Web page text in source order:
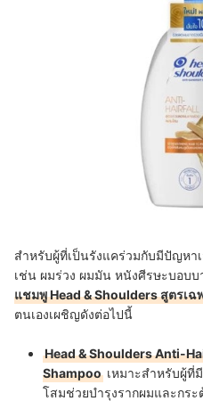
สำหรับผู้ที่เป็นรังแคร่วมกับมีปัญห
เช่น ผมร่วง ผมมัน หนังศีรษะบอบ
แชมพู Head & Shoulders สูตรเฉ
ตนเองเผชิญดังต่อไปนี้
Head & Shoulders Anti-
Shampoo เหมาะสำหรับผู้ที่
โสมช่วยบำรุงรากผมและกร